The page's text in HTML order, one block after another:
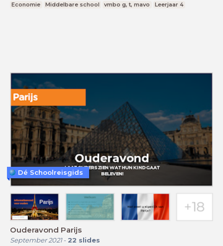
Economie Middelbare school vmbo g, t, mavo Leerjaar 4
Ouderavond Parijs
September 2021- 22 slides
Dé Schoolreisgids